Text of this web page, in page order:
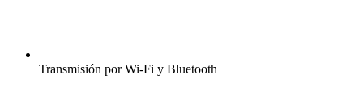
Transmisión por Wi-Fi y Bluetooth